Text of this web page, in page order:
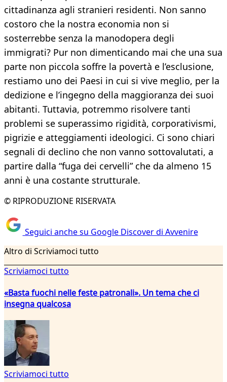
cittadinanza agli stranieri residenti. Non sanno
costoro che la nostra economia non si
sosterrebbe senza la manodopera degli
immigrati? Pur non dimenticando mai che una sua
parte non piccola soffre la povertà e l’esclusione,
restiamo uno dei Paesi in cui si vive meglio, per la
dedizione e l’ingegno della maggioranza dei suoi
abitanti. Tuttavia, potremmo risolvere tanti
problemi se superassimo rigidità, corporativismi,
pigrizie e atteggiamenti ideologici. Ci sono chiari
segnali di declino che non vanno sottovalutati, a
partire dalla “fuga dei cervelli” che da almeno 15
anni è una costante strutturale.
© RIPRODUZIONE RISERVATA
Seguici anche su Google Discover di Avvenire
Altro di Scriviamoci tutto
Scriviamoci tutto
«Basta fuochi nelle feste patronali». Un tema che ci
insegna qualcosa
Scriviamoci tutto